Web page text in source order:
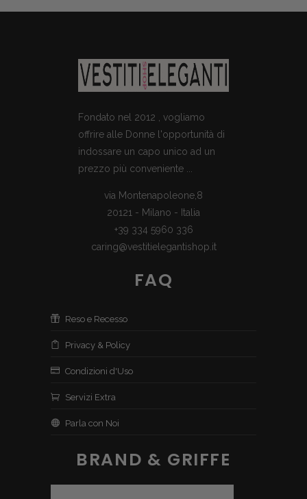
Fondato nel 2012 , vogliamo
offrire alle Donne l'opportunità di
indossare un capo unico ad un
prezzo più conveniente ...
via Montenapoleone,8
20121 - Milano - Italia
+39 334 5960 336
caring@vestitielegantishop.it
FAQ
Reso e Recesso
Privacy & Policy
Condizioni d'Uso
Servizi Extra
Parla con Noi
BRAND & GRIFFE